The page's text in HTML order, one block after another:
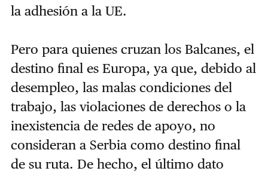
la adhesión a la UE.
Pero para quienes cruzan los Balcanes, el
destino final es Europa, ya que, debido al
desempleo, las malas condiciones del
trabajo, las violaciones de derechos o la
inexistencia de redes de apoyo, no
consideran a Serbia como destino final
de su ruta. De hecho, el último dato